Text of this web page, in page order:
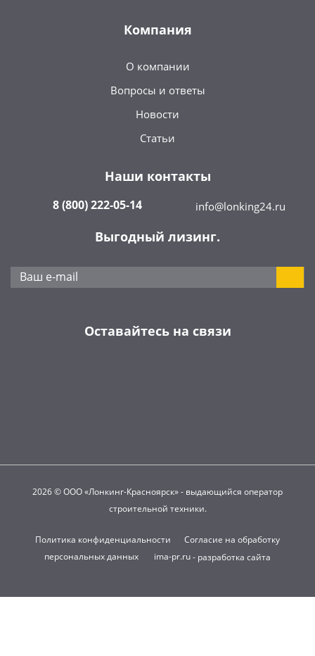
Компания
О компании
Вопросы и ответы
Новости
Статьи
Наши контакты
8 (800) 222-05-14 info@lonking24.ru
Выгодный лизинг.
Оставайтесь на связи
2026 © ООО «Лонкинг-Красноярск» - выдающийся оператор
строительной техники.
Политика конфиденциальности
Согласие на обработку
персональных данных
ima-pr.ru- разработка сайта